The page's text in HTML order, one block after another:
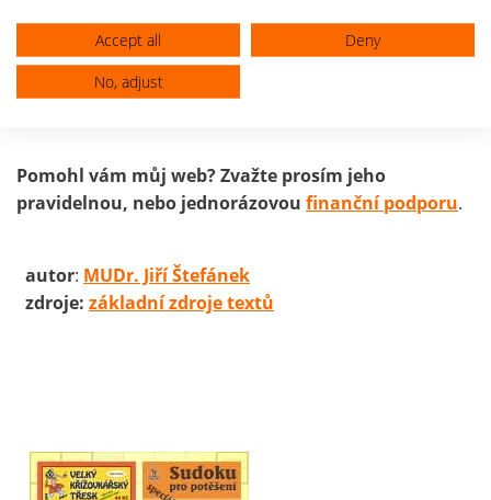
nezpůsobujízvětšování prsou u mužů
Pomohl vám můj web? Zvažte prosím jeho
pravidelnou, nebo jednorázovou finanční podporu.
autor: MUDr. Jiří Štefánek
zdroje: základní zdroje textů
Accept all
Deny
No, adjust